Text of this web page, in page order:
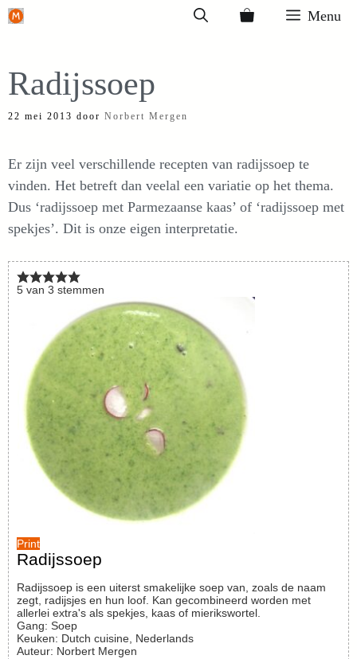
Ga
inhoud
Menu
Radijssoep
22 mei 2013 door Norbert Mergen
Er zijn veel verschillende recepten van radijssoep te
vinden. Het betreft dan veelal een variatie op het thema.
Dus ‘radijssoep met Parmezaanse kaas’ of ‘radijssoep met
spekjes’. Dit is onze eigen interpretatie.
5 van 3 stemmen
Print
Radijssoep
Radijssoep is een uiterst smakelijke soep van, zoals de naam
zegt, radijsjes en hun loof. Kan gecombineerd worden met
allerlei extra's als spekjes, kaas of mierikswortel.
Gang: Soep
Keuken: Dutch cuisine, Nederlands
Auteur: Norbert Mergen